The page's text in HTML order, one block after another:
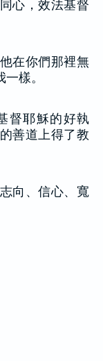
心，效法基督
在你們那裡無
樣。
督耶穌的好執
善道上得了教
向、信心、寬